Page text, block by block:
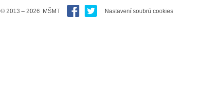
© 2013 – 2026 MŠMT Nastavení soubrů cookies